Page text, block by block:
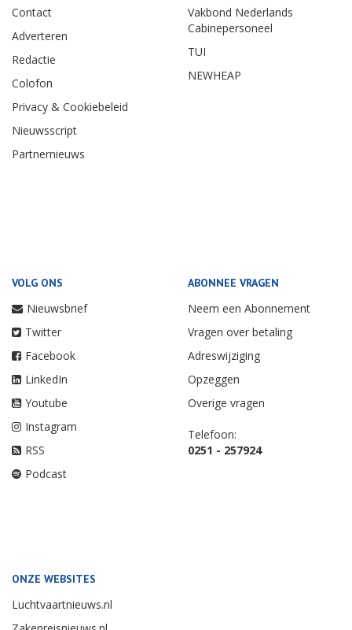
Contact
Adverteren
Redactie
Colofon
Privacy & Cookiebeleid
Nieuwsscript
Partnernieuws
Vakbond Nederlands
Cabinepersoneel
TUI
NEWHEAP
VOLG ONS
Nieuwsbrief
Twitter
Facebook
LinkedIn
Youtube
Instagram
RSS
Podcast
ABONNEE VRAGEN
Neem een Abonnement
Vragen over betaling
Adreswijziging
Opzeggen
Overige vragen
Telefoon:
0251 - 257924
ONZE WEBSITES
Luchtvaartnieuws.nl